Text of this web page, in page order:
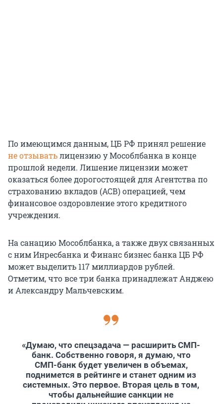
По имеющимся данным, ЦБ РФ принял решение
не отзыватьлицензию у Мособлбанка в конце
прошлой недели. Лишение лицензии может
оказаться более дорогостоящей для Агентства по
страхованию вкладов (АСВ) операцией, чем
финансовое оздоровление этого кредитного
учреждения.
На санацию Мособлбанка, а также двух связанных
с ним Инресбанка и Финанс бизнес банка ЦБ РФ
может выделить 117 миллиардов рублей.
Отметим, что все три банка принадлежат Анджею
и Александру Мальчевским.
«Думаю, что спецзадача — расширить СМП-
банк. Собственно говоря, я думаю, что
СМП-банк будет увеличен в объемах,
поднимется в рейтинге и станет одним из
системных. Это первое. Вторая цель в том,
чтобы дальнейшие санкции не